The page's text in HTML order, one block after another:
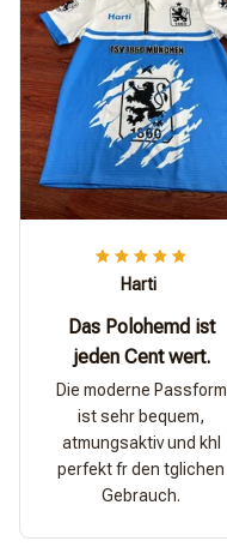
Harti
Das Polohemd ist
jeden Cent wert.
Die moderne Passform
ist sehr bequem,
atmungsaktiv und khl
perfekt fr den tglichen
Gebrauch.